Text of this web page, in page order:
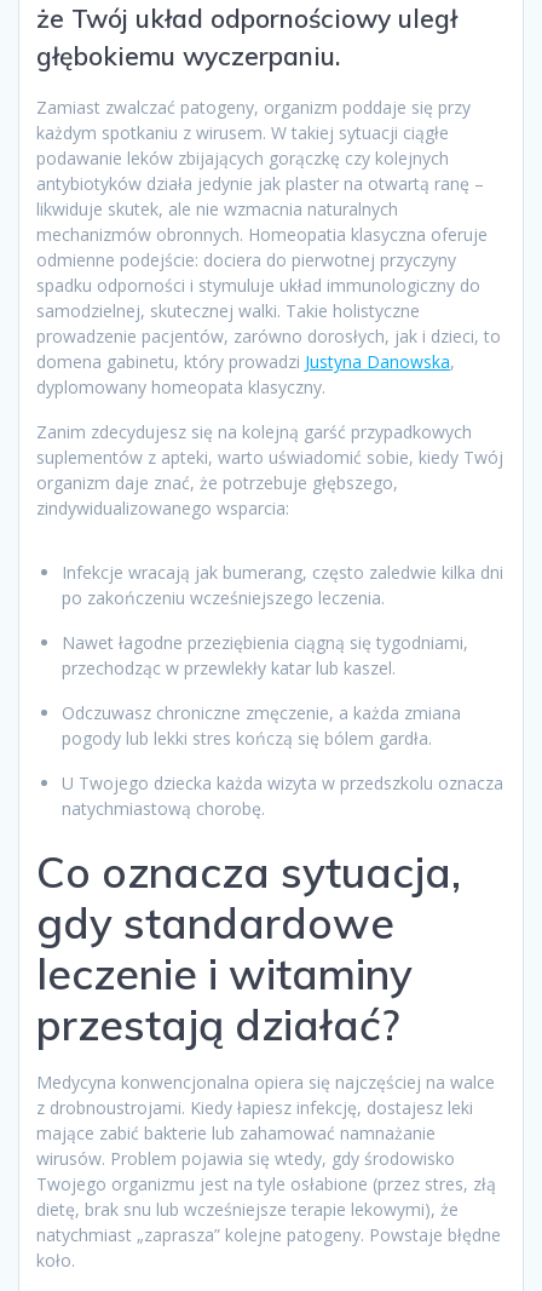
że Twój układ odpornościowy uległ
głębokiemu wyczerpaniu.
Zamiast zwalczać patogeny, organizm poddaje się przy
każdym spotkaniu z wirusem. W takiej sytuacji ciągłe
podawanie leków zbijających gorączkę czy kolejnych
antybiotyków działa jedynie jak plaster na otwartą ranę –
likwiduje skutek, ale nie wzmacnia naturalnych
mechanizmów obronnych. Homeopatia klasyczna oferuje
odmienne podejście: dociera do pierwotnej przyczyny
spadku odporności i stymuluje układ immunologiczny do
samodzielnej, skutecznej walki. Takie holistyczne
prowadzenie pacjentów, zarówno dorosłych, jak i dzieci, to
domena gabinetu, który prowadzi Justyna Danowska,
dyplomowany homeopata klasyczny.
Zanim zdecydujesz się na kolejną garść przypadkowych
suplementów z apteki, warto uświadomić sobie, kiedy Twój
organizm daje znać, że potrzebuje głębszego,
zindywidualizowanego wsparcia:
Infekcje wracają jak bumerang, często zaledwie kilka dni
po zakończeniu wcześniejszego leczenia.
Nawet łagodne przeziębienia ciągną się tygodniami,
przechodząc w przewlekły katar lub kaszel.
Odczuwasz chroniczne zmęczenie, a każda zmiana
pogody lub lekki stres kończą się bólem gardła.
U Twojego dziecka każda wizyta w przedszkolu oznacza
natychmiastową chorobę.
Co oznacza sytuacja,
gdy standardowe
leczenie i witaminy
przestają działać?
Medycyna konwencjonalna opiera się najczęściej na walce
z drobnoustrojami. Kiedy łapiesz infekcję, dostajesz leki
mające zabić bakterie lub zahamować namnażanie
wirusów. Problem pojawia się wtedy, gdy środowisko
Twojego organizmu jest na tyle osłabione (przez stres, złą
dietę, brak snu lub wcześniejsze terapie lekowymi), że
natychmiast „zaprasza” kolejne patogeny. Powstaje błędne
koło.